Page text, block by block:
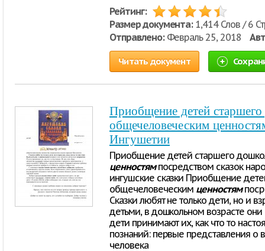
Рейтинг:
Размер документа:1,414 Слов / 6
Отправлено:Февраль 25, 2018
Читать документ
Приобщение детей
общечеловеческим
Ингушетии
Приобщение детей старшего
ценностямпосредством сказок
ингушские сказки Приобщение
общечеловеческим ценностям
Сказки любят не только дети, но и
детьми, в дошкольном возрасте они
дети принимают их, как что то
познаний: первые представления о
человека